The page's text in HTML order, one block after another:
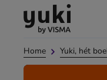
Direct
content
Direct
footer
Ga
naar
homepage
Home Yuki, hét